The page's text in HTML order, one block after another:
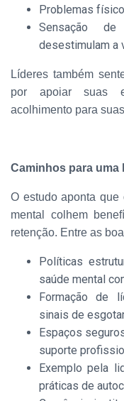
Problemas
Sensação
desestimulam a
Líderes também
por apoiar suas
acolhimento para
Caminhos para uma
O estudo aponta que
mental colhem
retenção. Entre as
Políticas
saúde mental
Formação de
sinais de
Espaços
suporte
Exemplo pela
práticas de